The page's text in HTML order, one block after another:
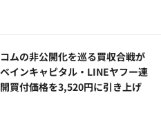
ムの非公開化を巡る買収合戦が
インキャピタル・LINEヤフー連
買付価格を3,520円に引き上げ